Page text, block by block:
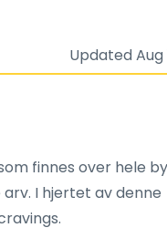
Updated Aug
finnes over hele
I hjertet av denne